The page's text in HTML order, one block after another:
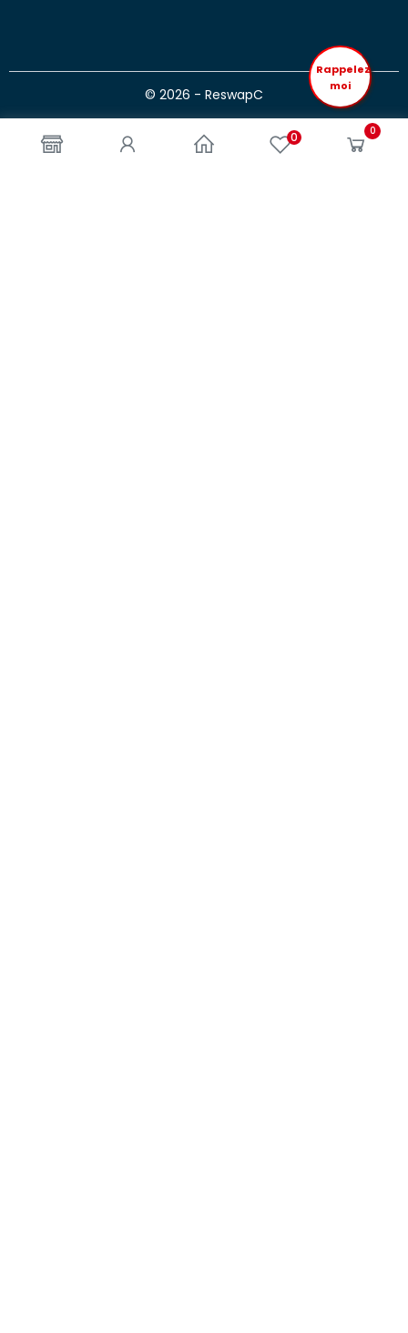
0 0
© 2026 - ReswapC
Rappelez
moi